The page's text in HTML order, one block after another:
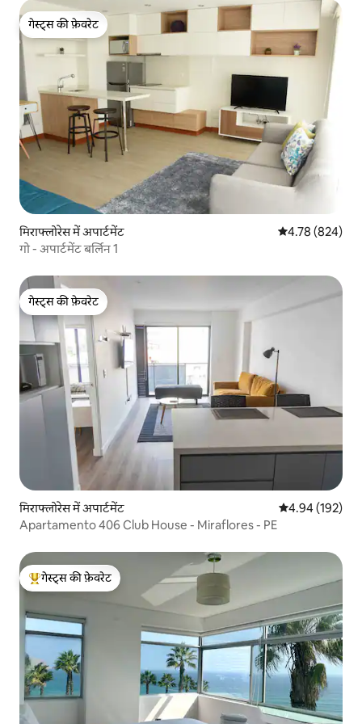
गेस्ट्स की फ़ेवरेट
गेस्ट्स की फ़ेवरेट
मिराफ्लोरेस में अपार्टमेंट औसत रेटिंग 5 में से
4.78 (824)
गो - अपार्टमेंट बर्लिन 1
गेस्ट्स की फ़ेवरेट
गेस्ट्स की फ़ेवरेट
मिराफ्लोरेस में अपार्टमेंट औसत रेटिंग 5 में से
4.94 (192)
Apartamento 406 Club House - Miraflores - PE
गेस्ट्स का टॉप फ़ेवरेट
गेस्ट्स की फ़ेवरेट